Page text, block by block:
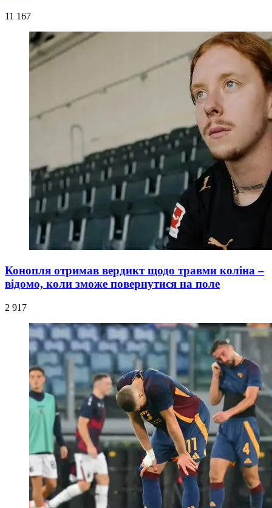
11 167
Конопля отримав вердикт щодо травми коліна –
відомо, коли зможе повернутися на поле
2 917